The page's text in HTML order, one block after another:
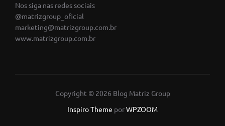
Nos siga nas redes sociais
@matrizgroup_oficial
marketing@matrizgroup.com.br
www.matrizgroup.com.br
Copyright © 2026 Blog Matriz Group
Inspiro Theme porWPZOOM